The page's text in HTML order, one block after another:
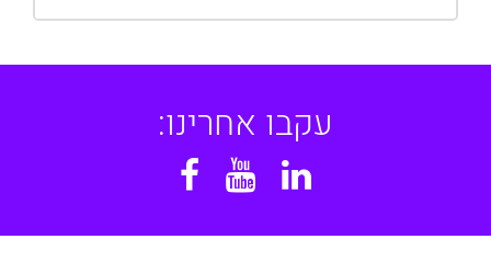
עקבו אחרינו:
Linkedin
YouTube